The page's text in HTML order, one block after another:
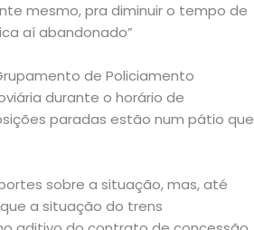
mesmo, pra diminuir o tempo de
aí abandonado”
de Policiamento
durante o horário de
paradas estão num pátio que
sobre a situação, mas, até
a situação do trens